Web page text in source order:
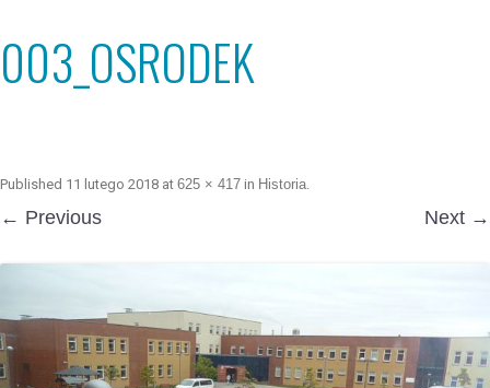
003_OSRODEK
Published 11 lutego 2018 at 625 × 417 in Historia.
← Previous Next →